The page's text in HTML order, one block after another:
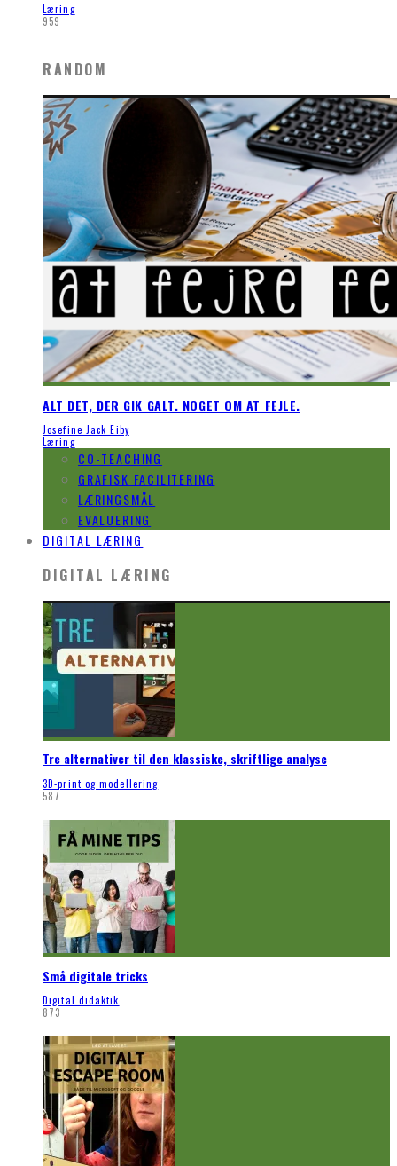
Læring
959
RANDOM
ALT DET, DER GIK GALT. NOGET OM AT FEJLE.
Josefine Jack Eiby
Læring
CO-TEACHING
GRAFISK FACILITERING
LÆRINGSMÅL
EVALUERING
DIGITAL LÆRING
DIGITAL LÆRING
Tre alternativer til den klassiske, skriftlige analyse
3D-print og modellering
587
Små digitale tricks
Digital didaktik
873